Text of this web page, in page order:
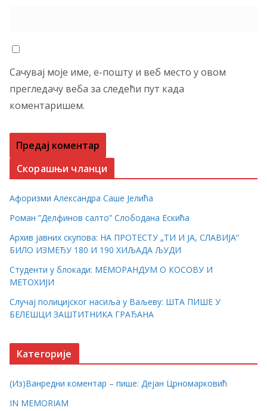
Сачувај моје име, е-пошту и веб место у овом
прегледачу веба за следећи пут када
коментаришем.
Скорашњи чланци
Афоризми Александра Саше Јелића
Роман ”Делфинов салто” Слободана Ескића
Архив јавних скупова: НА ПРОТЕСТУ „ТИ И ЈА, СЛАВИЈА“
БИЛО ИЗМЕЂУ 180 И 190 ХИЉАДА ЉУДИ
Студенти у блокади: МЕМОРАНДУМ О КОСОВУ И
МЕТОХИЈИ
Случај полицијског насиља у Ваљеву: ШТА ПИШЕ У
БЕЛЕШЦИ ЗАШТИТНИКА ГРАЂАНА
Категорије
(Из)Ванредни коментар – пише: Дејан Црномарковић
IN MEMORIAM